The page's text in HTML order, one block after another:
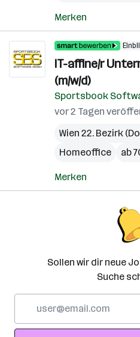
Merken
IT-affine/r
(m/w/d)
Sportsbook
vor 2 Tagen
Wien 22. Bezirk
Homeoffice
ab
Merken
Sollen wir dir neue
Suche
Adresse